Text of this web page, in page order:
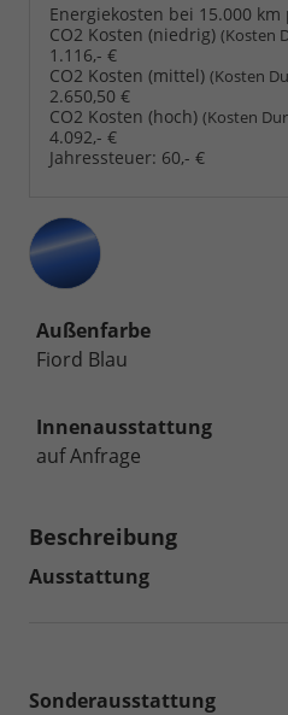
Energiekosten bei 15.000 km
CO2 Kosten (niedrig) (Kosten
1.116,- €
CO2 Kosten (mittel) (Kosten
2.650,50 €
CO2 Kosten (hoch) (Kosten
4.092,- €
Jahressteuer: 60,- €
Außenfarbe
Fiord Blau
Innenausstattung
auf Anfrage
Beschreibung
Ausstattung
Sonderausstattung